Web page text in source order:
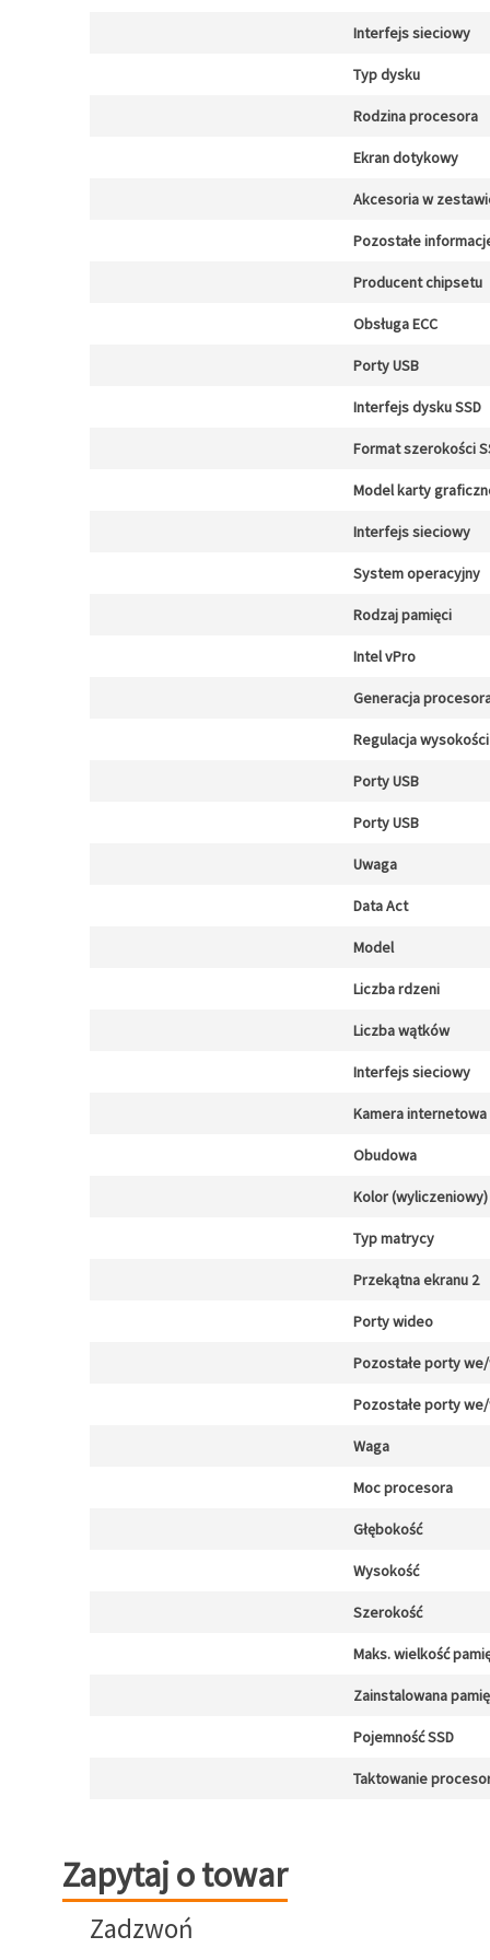
Interfejs sieciowy
Typ dysku
Rodzina procesora
Ekran dotykowy
Akcesoria w
Pozostałe
Producent chipsetu
Obsługa ECC
Porty USB
Interfejs dysku SSD
Format szerokości
Model karty
Interfejs sieciowy
System operacyjny
Rodzaj pamięci
Intel vPro
Generacja
Regulacja wysokości
Porty USB
Porty USB
Uwaga
Data Act
Model
Liczba rdzeni
Liczba wątków
Interfejs sieciowy
Kamera internetowa
Obudowa
Kolor (wyliczeniowy)
Typ matrycy
Przekątna ekranu 2
Porty wideo
Pozostałe porty
Pozostałe porty
Waga
Moc procesora
Głębokość
Wysokość
Szerokość
Maks. wielkość
Zainstalowana
Pojemność SSD
Taktowanie
Zapytaj o towar
Zapytaj o towar
Zadzwoń